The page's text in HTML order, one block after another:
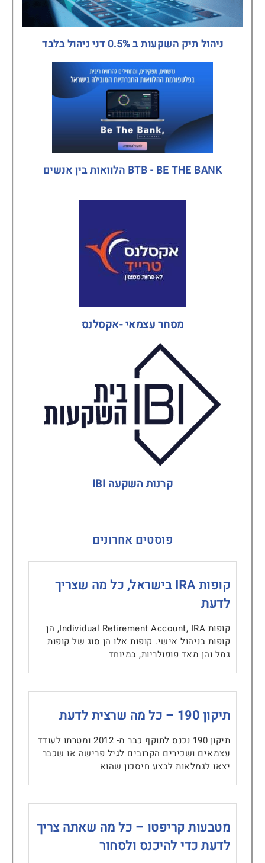
ניהול תיק השקעות ב 0.5% דני ניהול בלבד
BTB - BE THE BANK הלוואות בין אנשים
מסחר עצמאי -אקסלנס
קרנות השקעה IBI
פוסטים אחרונים
קופות IRA בישראל, כל מה שצריך
לדעת
קופות Individual Retirement Account, IRA, הן
קופות בניהול אישי. קופות אלו הן סוג של קופות
גמל והן מאד פופולריות, במיוחד
תיקון 190 – כל מה שרצית לדעת
תיקון 190 נכנס לתוקף כבר מ- 2012 ומטרתו לעודד
עצמאים ושכירים הקרובים לגיל פרישה או שכבר
יצאו לגמלאות לבצע חיסכון שהוא
מטבעות קריפטו – כל מה שאתה צריך
לדעת כדי להיכנס ולסחור